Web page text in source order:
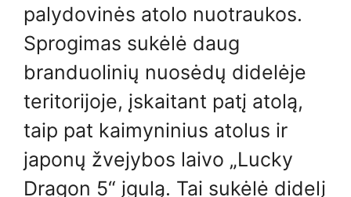
palydovinės atolo nuotraukos.
Sprogimas sukėlė daug
branduolinių nuosėdų didelėje
teritorijoje, įskaitant patį atolą,
taip pat kaimyninius atolus ir
japonų žvejybos laivo „Lucky
Dragon 5“ įgulą. Tai sukėlė didelį